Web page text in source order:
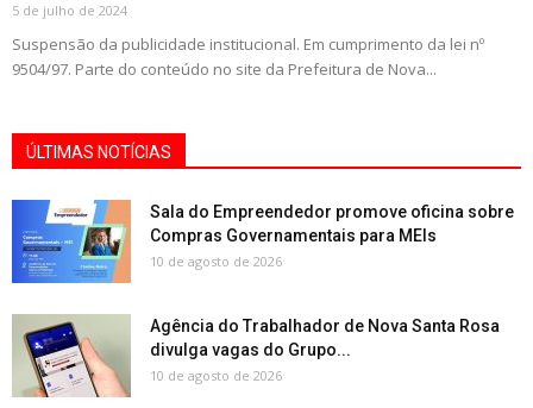
5 de julho de 2024
Suspensão da publicidade institucional. Em cumprimento da lei nº
9504/97. Parte do conteúdo no site da Prefeitura de Nova...
ÚLTIMAS NOTÍCIAS
Sala do Empreendedor promove oficina sobre
Compras Governamentais para MEIs
10 de agosto de 2026
Agência do Trabalhador de Nova Santa Rosa
divulga vagas do Grupo...
10 de agosto de 2026